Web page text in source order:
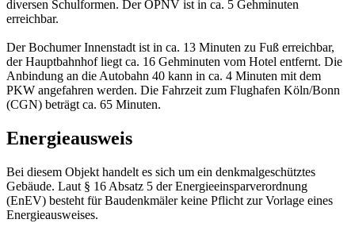
diversen Schulformen. Der ÖPNV ist in ca. 5 Gehminuten
erreichbar.
Der Bochumer Innenstadt ist in ca. 13 Minuten zu Fuß erreichbar,
der Hauptbahnhof liegt ca. 16 Gehminuten vom Hotel entfernt. Die
Anbindung an die Autobahn 40 kann in ca. 4 Minuten mit dem
PKW angefahren werden. Die Fahrzeit zum Flughafen Köln/Bonn
(CGN) beträgt ca. 65 Minuten.
Energieausweis
Bei diesem Objekt handelt es sich um ein denkmalgeschütztes
Gebäude. Laut § 16 Absatz 5 der Energieeinsparverordnung
(EnEV) besteht für Baudenkmäler keine Pflicht zur Vorlage eines
Energieausweises.